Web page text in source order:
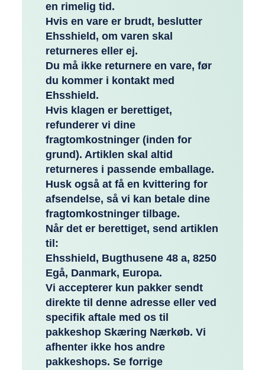
en rimelig tid.
Hvis en vare er brudt, beslutter
Ehsshield, om varen skal
returneres eller ej.
Du må ikke returnere en vare, før
du kommer i kontakt med
Ehsshield.
Hvis klagen er berettiget,
refunderer vi dine
fragtomkostninger (inden for
grund). Artiklen skal altid
returneres i passende emballage.
Husk også at få en kvittering for
afsendelse, så vi kan betale dine
fragtomkostninger tilbage.
Når det er berettiget, send artiklen
til:
Ehsshield, Bugthusene 48 a, 8250
Egå, Danmark, Europa.
Vi accepterer kun pakker sendt
direkte til denne adresse eller ved
specifik aftale med os til
pakkeshop Skæring Nærkøb. Vi
afhenter ikke hos andre
pakkeshops. Se forrige